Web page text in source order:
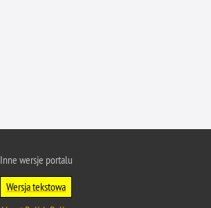
Inne wersje portalu
Wersja tekstowa